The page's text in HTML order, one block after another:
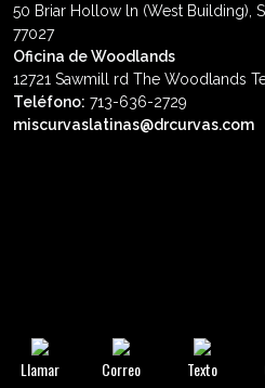
50 Briar Hollow ln (West Building),
77027
Oficina de Woodlands
12721 Sawmill rd The Woodlands
Teléfono: 713-636-2729
miscurvaslatinas@drcurvas.com
derechos reservados.
Llamar Correo Texto